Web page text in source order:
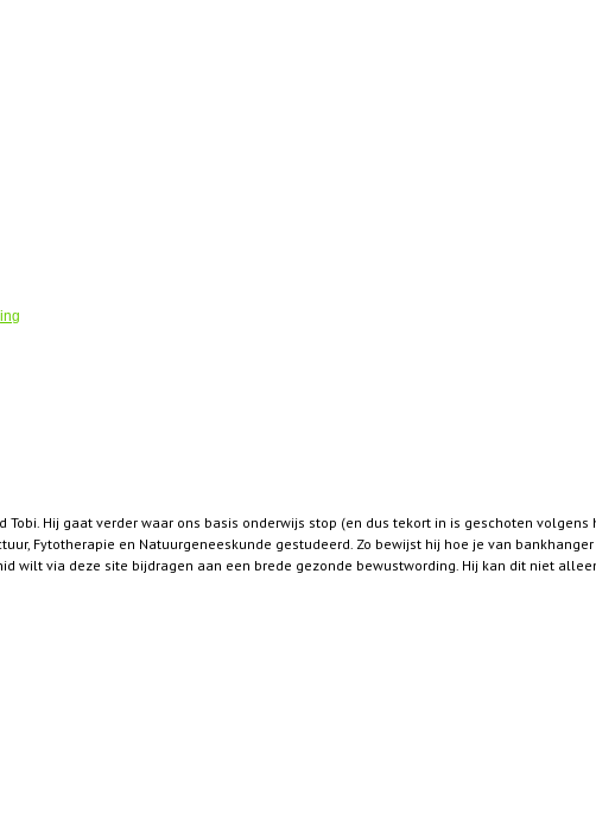
Hij gaat verder waar ons basis onderwijs stop (en dus tekort in is geschoten
Fytotherapie en Natuurgeneeskunde gestudeerd. Zo bewijst hij hoe je van
wilt via deze site bijdragen aan een brede gezonde bewustwording. Hij kan dit niet